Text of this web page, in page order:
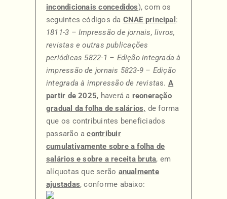
incondicionais concedidos), com os
seguintes códigos da CNAE principal :
1811-3 – Impressão de jornais, livros,
revistas e outras publicações
periódicas 5822-1 – Edição integrada à
impressão de jornais 5823-9 – Edição
integrada à impressão de revistas. A
partir de 2025, haverá a reoneração
gradual da folha de salários, de forma
que os contribuintes beneficiados
passarão acontribuir
cumulativamente sobre a folha de
salários e sobre a receita bruta, em
alíquotas que serão anualmente
ajustadas, conforme abaixo: